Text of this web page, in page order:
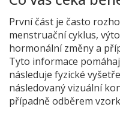
První část je často
menstruační cyklus,
hormonální změny a
Tyto informace
následuje fyzické
následovaný vizuální
případně odběrem